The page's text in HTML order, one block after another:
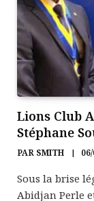
Lions Club
Stéphane
PAR SMITH
Sous la brise
Abidjan Perle